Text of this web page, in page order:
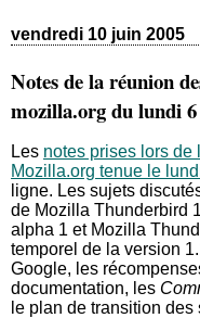
vendredi 10 juin 2005
Notes de la réunion
mozilla.org du lundi
Les notes prises lors de
Mozilla.org tenue le
ligne. Les sujets
de Mozilla Thunderbird
alpha 1 et Mozilla
temporel de la version
Google, les
documentation, les
le plan de transition des